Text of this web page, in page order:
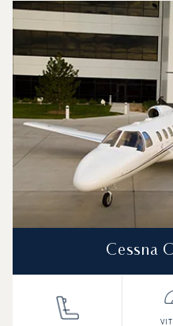
Photo de l'aéronef
Vitesse (km/h)
Autonomie (NM)
Cessna